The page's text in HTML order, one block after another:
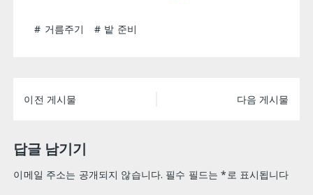
거름주기 밭 준비
글
이전 게시물 다음 게시물
답글 남기기
이메일 주소는 공개되지 않습니다. 필수 필드는*로 표시됩니다